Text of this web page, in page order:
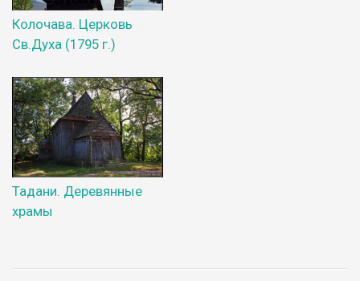
Колочава. Церковь
Св.Духа (1795 г.)
Тадани. Деревянные
храмы